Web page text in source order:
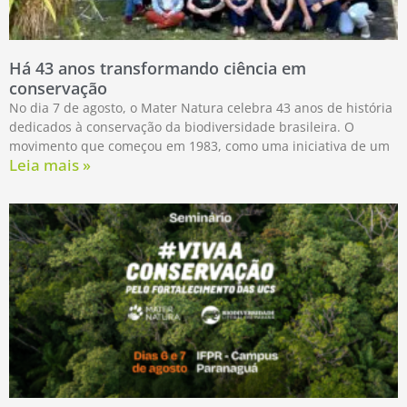
Há 43 anos transformando ciência em
conservação
No dia 7 de agosto, o Mater Natura celebra 43 anos de história
dedicados à conservação da biodiversidade brasileira. O
movimento que começou em 1983, como uma iniciativa de um
Leia mais »